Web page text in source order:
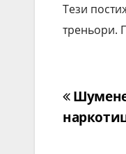
Тези
треньори.